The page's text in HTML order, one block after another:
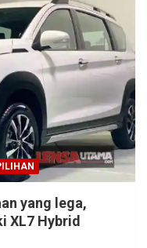
yang lega,
XL7 Hybrid